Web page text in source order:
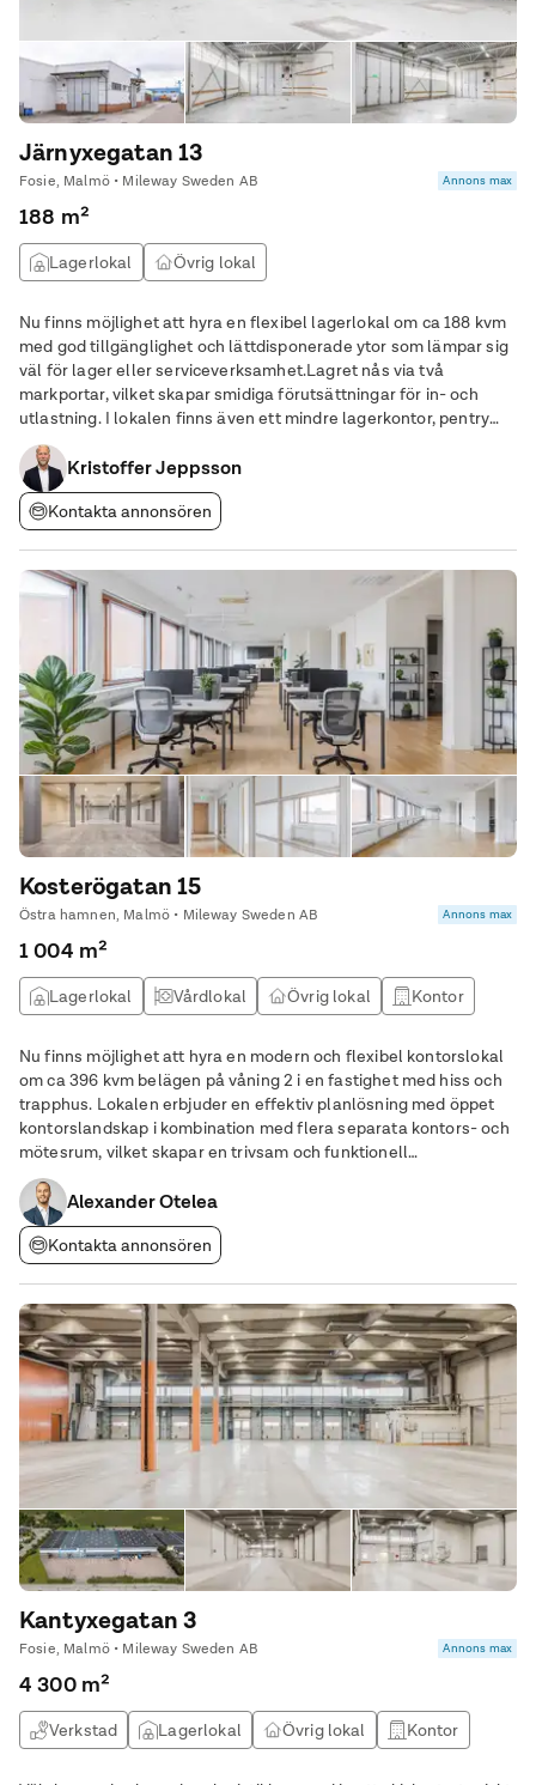
Järnyxegatan 13
Fosie, Malmö • Mileway Sweden AB Annons max
188 m²
Lagerlokal Övrig lokal
Nu finns möjlighet att hyra en flexibel lagerlokal om ca 188 kvm
med god tillgänglighet och lättdisponerade ytor som lämpar sig
väl för lager eller serviceverksamhet.Lagret nås via två
markportar, vilket skapar smidiga förutsättningar för in- och
utlastning. I lokalen finns även ett mindre lagerkontor, pentry
och WC som ger god funktionalitet i det dagliga arbetet. För den
som behöver extra
Kristoffer Jeppsson
Kontakta annonsören
Kosterögatan 15
Östra hamnen, Malmö • Mileway Sweden AB Annons max
1 004 m²
Lagerlokal Vårdlokal Övrig lokal Kontor
Nu finns möjlighet att hyra en modern och flexibel kontorslokal
om ca 396 kvm belägen på våning 2 i en fastighet med hiss och
trapphus. Lokalen erbjuder en effektiv planlösning med öppet
kontorslandskap i kombination med flera separata kontors- och
mötesrum, vilket skapar en trivsam och funktionell
arbetsmiljö.Kontoret kompletteras med kök/pentry, förråd,
WC/RWC samt omklädningsrum, vilket ger
Alexander Otelea
Kontakta annonsören
Kantyxegatan 3
Fosie, Malmö • Mileway Sweden AB Annons max
4 300 m²
Verkstad Lagerlokal Övrig lokal Kontor